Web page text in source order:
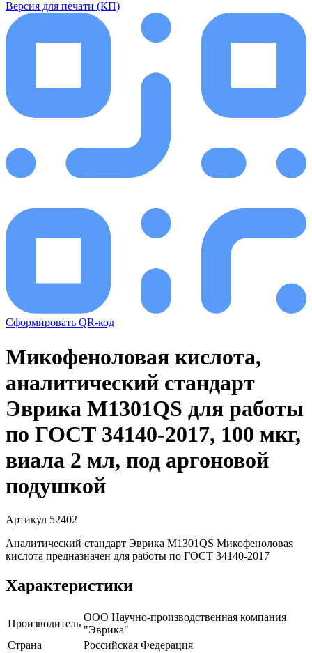
Версия для печати (КП)
Сформировать QR-код
Микофеноловая кислота,
аналитический стандарт
Эврика M1301QS для работы
по ГОСТ 34140-2017, 100 мкг,
виала 2 мл, под аргоновой
подушкой
Артикул 52402
Аналитический стандарт Эврика M1301QS Микофеноловая
кислота предназначен для работы по ГОСТ 34140-2017
Характеристики
Производитель
ООО Научно-производственная компания
"Эврика"
Страна
Российская Федерация